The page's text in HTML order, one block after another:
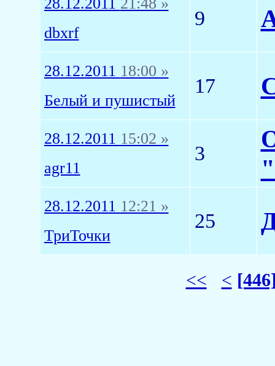
dbxrf
9
28.12.2011 18:00 »
Белый и пушистый
17
28.12.2011 15:02 »
agr11
3
28.12.2011 12:21 »
ТриТочки
25
<< <